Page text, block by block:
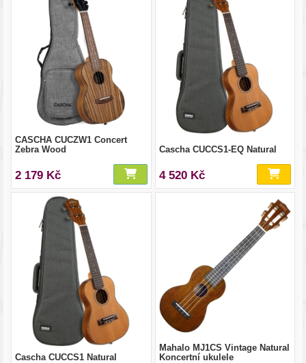
CASCHA CUCZW1 Concert
Zebra Wood
2 179 Kč
Cascha CUCCS1-EQ Natural
4 520 Kč
Cascha CUCCS1 Natural
Mahalo MJ1CS Vintage Natural
Koncertní ukulele